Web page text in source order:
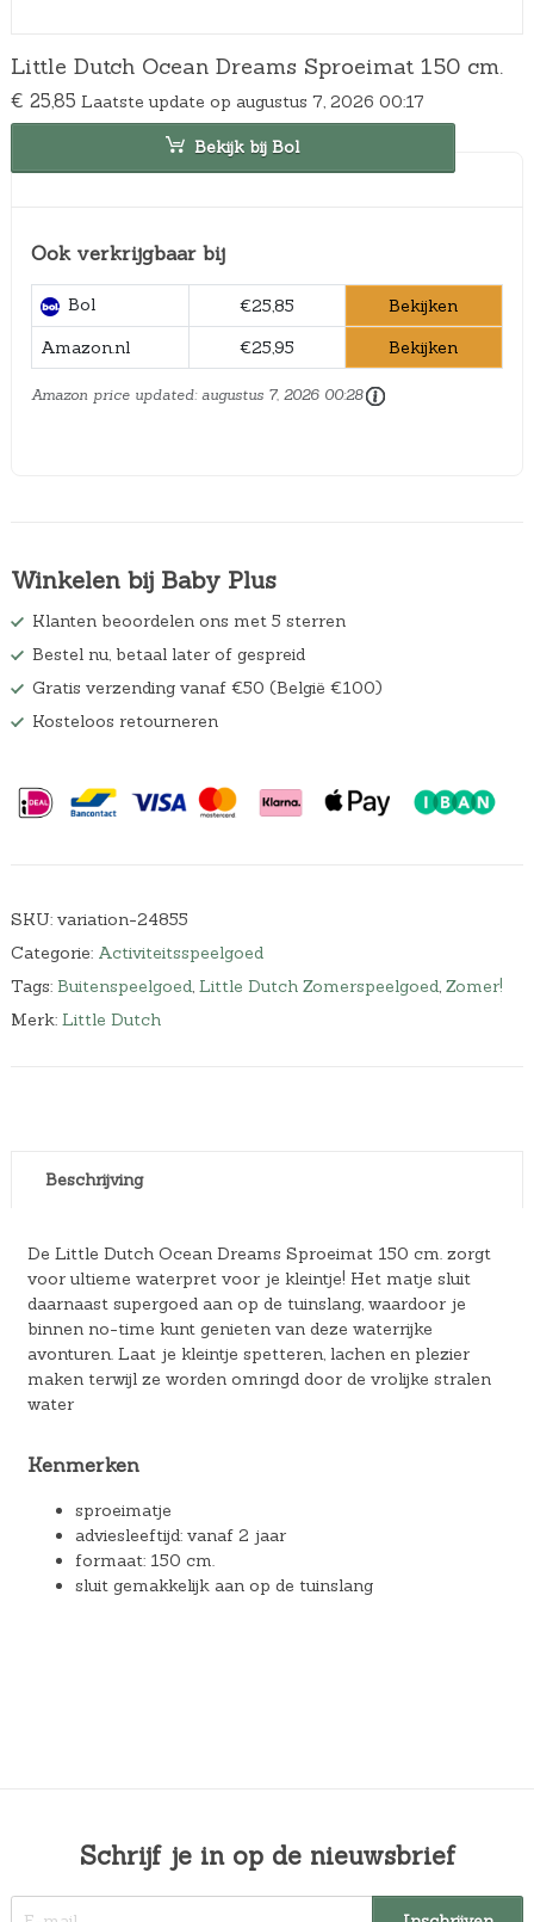
Little Dutch Ocean Dreams Sproeimat 150 cm.
€ 25,85 Laatste update op augustus 7, 2026 00:17
Bekijk bij Bol
Ook verkrijgbaar bij
Bol €25,85
Bekijken
Amazon.nl
€25,95 Bekijken
Amazon price updated: augustus 7, 2026 00:28
Winkelen bij Baby Plus
Klanten beoordelen ons met 5 sterren
Bestel nu, betaal later of gespreid
Gratis verzending vanaf €50 (België €100)
Kosteloos retourneren
SKU: variation-24855
Categorie: Activiteitsspeelgoed
Tags: Buitenspeelgoed, Little Dutch Zomerspeelgoed, Zomer!
Merk: Little Dutch
Beschrijving
De Little Dutch Ocean Dreams Sproeimat 150 cm. zorgt
voor ultieme waterpret voor je kleintje! Het matje sluit
daarnaast supergoed aan op de tuinslang, waardoor je
binnen no-time kunt genieten van deze waterrijke
avonturen. Laat je kleintje spetteren, lachen en plezier
maken terwijl ze worden omringd door de vrolijke stralen
water
Kenmerken
sproeimatje
adviesleeftijd: vanaf 2 jaar
formaat: 150 cm.
sluit gemakkelijk aan op de tuinslang
Schrijf je in op de nieuwsbrief